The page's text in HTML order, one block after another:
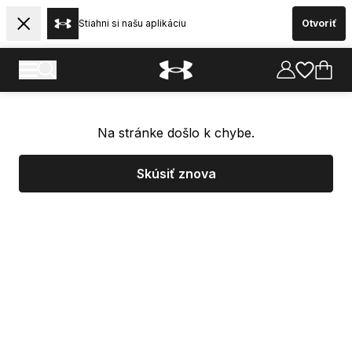
Stiahni si našu aplikáciu Otvoriť
Na stránke došlo k chybe.
Skúsiť znova